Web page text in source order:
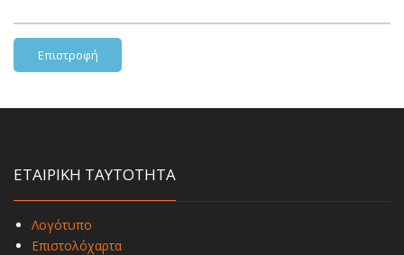
Επιστροφή
ΕΤΑΙΡΙΚΗ ΤΑΥΤΟΤΗΤΑ
Λογότυπο
Επιστολόχαρτα